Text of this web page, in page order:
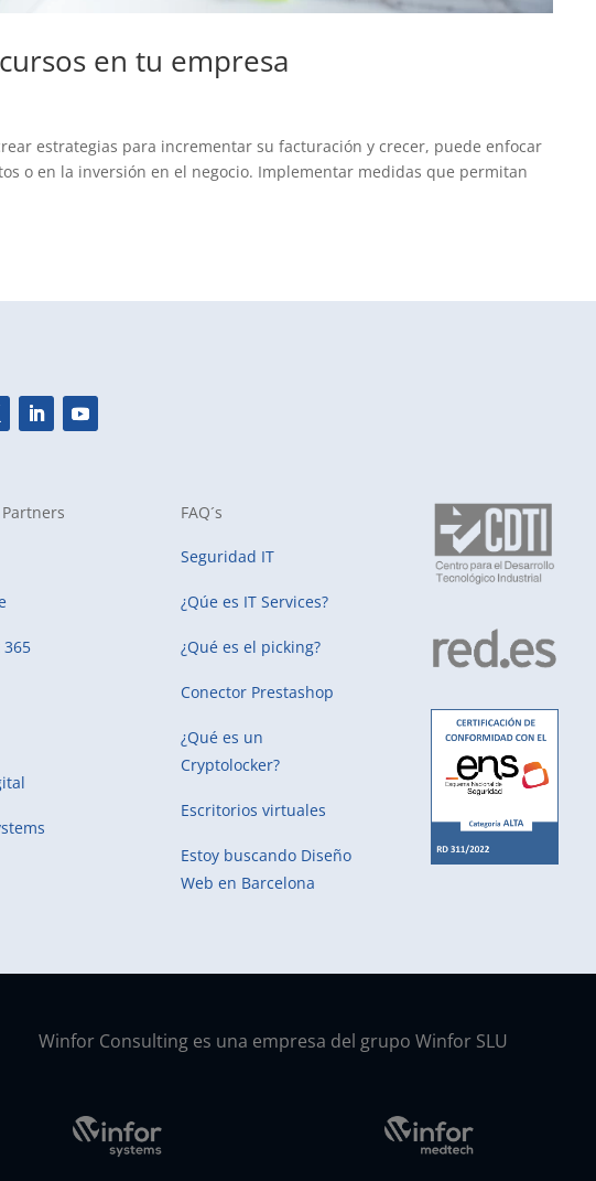
en tu empresa
estrategias para incrementar su facturación y crecer, puede enfocar
o en la inversión en el negocio. Implementar medidas que permitan
FAQ´s
Seguridad IT
¿Qúe es IT Services?
¿Qué es el picking?
Conector Prestashop
¿Qué es un
Cryptolocker?
Escritorios virtuales
Estoy buscando Diseño
Web en Barcelona
Winfor Consulting es una empresa del grupo Winfor SLU